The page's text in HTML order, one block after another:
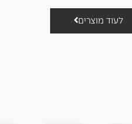
לעוד מוצרים